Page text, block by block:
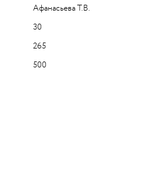
Афанасьева Т.В.
30
265
500